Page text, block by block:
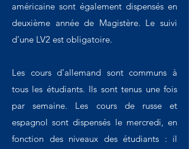
américaine sont également dispensés en
deuxième année de Magistère. Le suivi
d’une LV2 est obligatoire.
Les cours d’allemand sont communs à
tous les étudiants. Ils sont tenus une fois
par semaine. Les cours de russe et
espagnol sont dispensés le mercredi, en
fonction des niveaux des étudiants : il